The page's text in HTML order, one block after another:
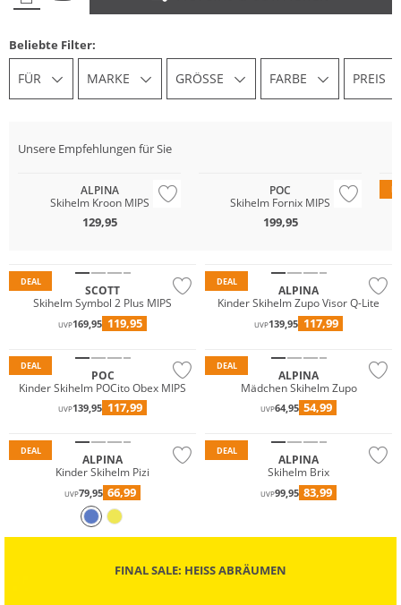
Beliebte Filter:
FÜR MARKE GRÖSSE FARBE PREIS
Unsere Empfehlungen für Sie
ALPINA
Skihelm Kroon MIPS
129,95
POC
Skihelm Fornix MIPS
199,95
DEAL
SCOTT
Skihelm Symbol 2 Plus MIPS
UVP169,95 119,95
DEAL
ALPINA
Kinder Skihelm Zupo Visor Q-Lite
UVP139,95 117,99
DEAL
POC
Kinder Skihelm POCito Obex MIPS
UVP139,95 117,99
DEAL
ALPINA
Mädchen Skihelm Zupo
UVP64,95 54,99
DEAL
ALPINA
Kinder Skihelm Pizi
UVP79,95 66,99
DEAL
ALPINA
Skihelm Brix
UVP99,95 83,99
FINAL SALE: HEISS ABRÄUMEN